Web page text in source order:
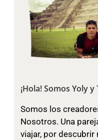
¡Hola! Somos Yoly y
Somos los
Nosotros. Una
viajar, por descubrir